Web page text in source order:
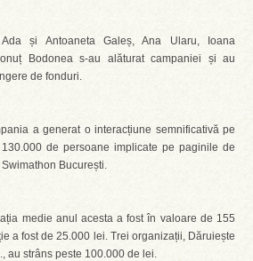
Ada și Antoaneta Galeș, Ana Ularu, Ioana
Bodonea s-au alăturat campaniei și au
de fonduri.
a generat o interacțiune semnificativă pe
de persoane implicate pe paginile de
București.
medie anul acesta a fost în valoare de 155
a fost de 25.000 lei. Trei organizații, Dăruiește
au strâns peste 100.000 de lei.